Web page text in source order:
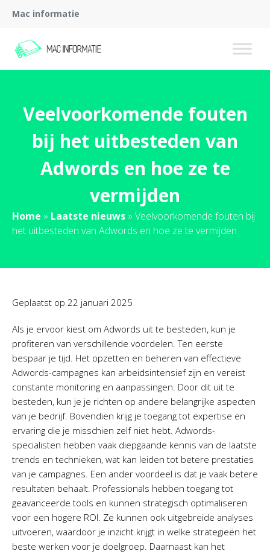
Mac informatie
Veelvoorkomende fouten
bij het uitbesteden van
Adwords en hoe ze te
vermijden
Home » Laatste nieuws » Veelvoorkomende fouten bij
het uitbesteden van Adwords en hoe ze te vermijden
Geplaatst op 22 januari 2025
Als je ervoor kiest om Adwords uit te besteden, kun je
profiteren van verschillende voordelen. Ten eerste
bespaar je tijd. Het opzetten en beheren van effectieve
Adwords-campagnes kan arbeidsintensief zijn en vereist
constante monitoring en aanpassingen. Door dit uit te
besteden, kun je je richten op andere belangrijke aspecten
van je bedrijf. Bovendien krijg je toegang tot expertise en
ervaring die je misschien zelf niet hebt. Adwords-
specialisten hebben vaak diepgaande kennis van de laatste
trends en technieken, wat kan leiden tot betere prestaties
van je campagnes. Een ander voordeel is dat je vaak betere
resultaten behaalt. Professionals hebben toegang tot
geavanceerde tools en kunnen strategisch optimaliseren
voor een hogere ROI. Ze kunnen ook uitgebreide analyses
uitvoeren, waardoor je inzicht krijgt in welke strategieën het
beste werken voor je doelgroep. Daarnaast kan het